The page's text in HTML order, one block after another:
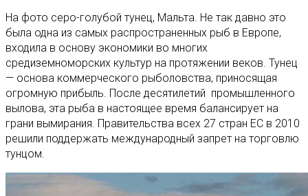
На фото серо-голубой тунец, Мальта. Не так давно это
была одна из самых распространенных рыб в Европе,
входила в основу экономики во многих
средиземноморских культур на протяжении веков. Тунец
— основа коммерческого рыболовства, приносящая
огромную прибыль. После десятилетий промышленного
вылова, эта рыба в настоящее время балансирует на
грани вымирания. Правительства всех 27 стран ЕС в 2010
решили поддержать международный запрет на торговлю
тунцом.